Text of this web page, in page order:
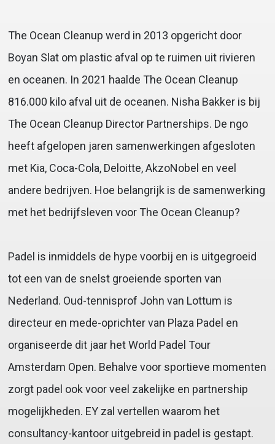
The Ocean Cleanup werd in 2013 opgericht door
Boyan Slat om plastic afval op te ruimen uit rivieren
en oceanen. In 2021 haalde The Ocean Cleanup
816.000 kilo afval uit de oceanen. Nisha Bakker is bij
The Ocean Cleanup Director Partnerships. De ngo
heeft afgelopen jaren samenwerkingen afgesloten
met Kia, Coca-Cola, Deloitte, AkzoNobel en veel
andere bedrijven. Hoe belangrijk is de samenwerking
met het bedrijfsleven voor The Ocean Cleanup?
Padel is inmiddels de hype voorbij en is uitgegroeid
tot een van de snelst groeiende sporten van
Nederland. Oud-tennisprof John van Lottum is
directeur en mede-oprichter van Plaza Padel en
organiseerde dit jaar het World Padel Tour
Amsterdam Open. Behalve voor sportieve momenten
zorgt padel ook voor veel zakelijke en partnership
mogelijkheden. EY zal vertellen waarom het
consultancy-kantoor uitgebreid in padel is gestapt.